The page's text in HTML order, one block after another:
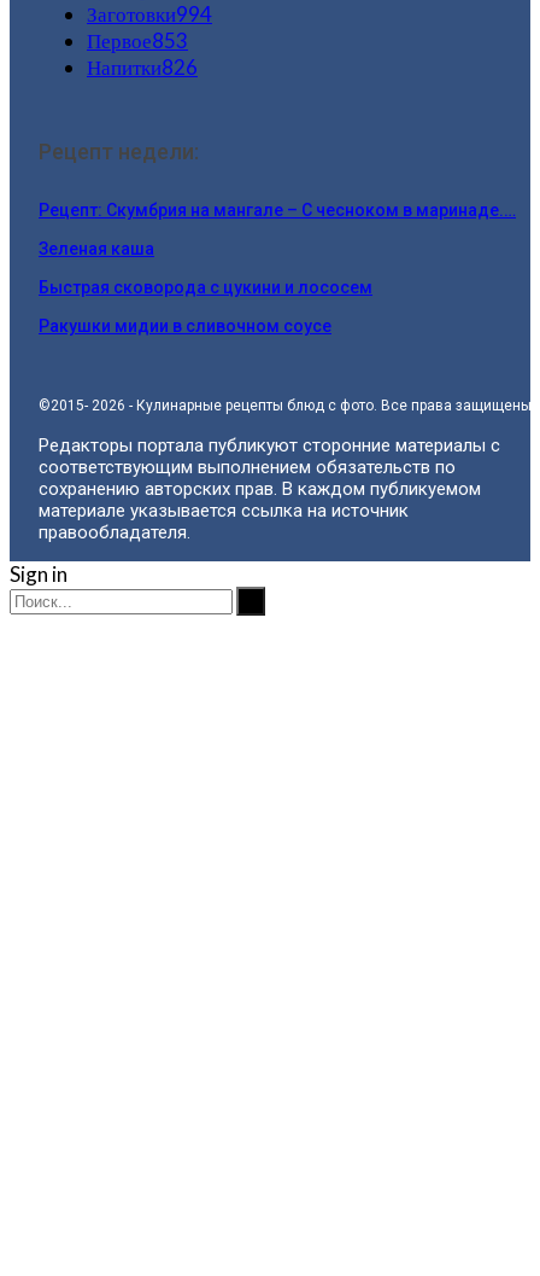
Заготовки994
Первое853
Напитки826
Рецепт недели:
Рецепт: Скумбрия на мангале – С чесноком в маринаде.…
Зеленая каша
Быстрая сковорода с цукини и лососем
Ракушки мидии в сливочном соусе
©2015- 2026 - Кулинарные рецепты блюд с фото. Все права защищены.
Редакторы портала публикуют сторонние материалы с
соответствующим выполнением обязательств по
сохранению авторских прав. В каждом публикуемом
материале указывается ссылка на источник
правообладателя.
Sign in